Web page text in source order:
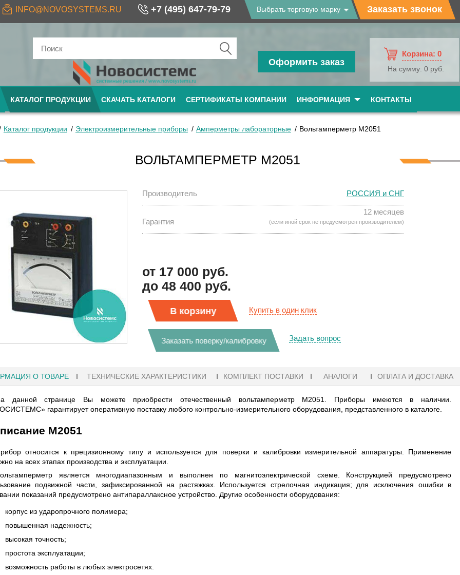
INFO@NOVOSYSTEMS.RU +7 (495) 647-79-79 Выбрать торговую марку Заказать звонок
Оформить заказ
Корзина: 0
На сумму: 0 руб.
КАТАЛОГ ПРОДУКЦИИ СКАЧАТЬ КАТАЛОГИ СЕРТИФИКАТЫ КОМПАНИИ ИНФОРМАЦИЯ КОНТАКТЫ
18:41
KEYSIGHT
СЕРИИ UXR
В НАЛИЧИИ! ZVH8, АНАЛИЗАТОР
КАБЕЛЕЙ И АНТЕНН, 100 КГЦ ДО 8 ГГЦ
Прочитать
Каталог продукции Электроизмерительные приборы Амперметры лабораторные Вольтамперметр М2051
ВОЛЬТАМПЕРМЕТР М2051
Производитель РОССИЯ и СНГ
Гарантия
12 месяцев
(если иной срок не предусмотрен производителем)
от 17 000 руб.
до 48 400 руб.
В корзину Купить в один клик
Заказать поверку/калибровку Задать вопрос
О ТОВАРЕ ТЕХНИЧЕСКИЕ ХАРАКТЕРИСТИКИ КОМПЛЕКТ ПОСТАВКИ АНАЛОГИ ОПЛАТА И ДОСТАВКА
данной странице Вы можете приобрести отечественный вольтамперметр М2051. Приборы имеются в наличии.
гарантирует оперативную поставку любого контрольно-измерительного оборудования, представленного в каталоге.
М2051
относится к прецизионному типу и используется для поверки и калибровки измерительной аппаратуры. Применение
на всех этапах производства и эксплуатации.
является многодиапазонным и выполнен по магнитоэлектрической схеме. Конструкцией предусмотрено
подвижной части, зафиксированной на растяжках. Используется стрелочная индикация; для исключения ошибки в
показаний предусмотрено антипараллаксное устройство. Другие особенности оборудования:
корпус из ударопрочного полимера;
повышенная надежность;
высокая точность;
простота эксплуатации;
возможность работы в любых электросетях.